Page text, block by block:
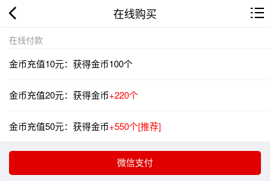
在线购买
在线付款
金币充值10元：获得金币100个
金币充值20元：获得金币+220个
金币充值50元：获得金币+550个[推荐]